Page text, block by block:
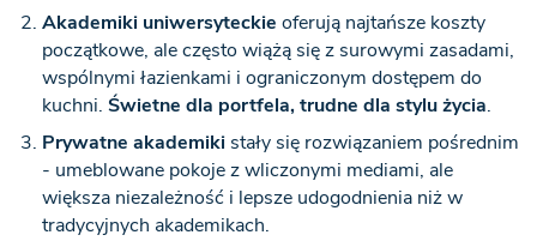
Akademiki uniwersyteckieoferują najtańsze koszty
początkowe, ale często wiążą się z surowymi zasadami,
wspólnymi łazienkami i ograniczonym dostępem do
kuchni.Świetne dla portfela, trudne dla stylu życia.
Prywatne akademiki stały się rozwiązaniem pośrednim
- umeblowane pokoje z wliczonymi mediami, ale
większa niezależność i lepsze udogodnienia niż w
tradycyjnych akademikach.